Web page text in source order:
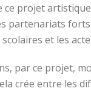
ce projet
partenariats
et les
par ce projet,
crée entre les